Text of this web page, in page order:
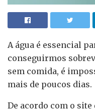
A água é essencial
conseguirmos
sem comida, é
mais de poucos dias.
De acordo com o